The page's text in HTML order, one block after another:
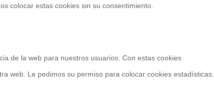
colocar estas cookies sin su consentimiento.
de la web para nuestros usuarios. Con estas cookies
web. Le pedimos su permiso para colocar cookies estadísticas.